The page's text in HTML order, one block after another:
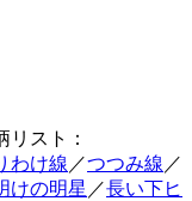
スト：
わけ線 ／つつみ線 ／
けの明星 ／長い下ヒ